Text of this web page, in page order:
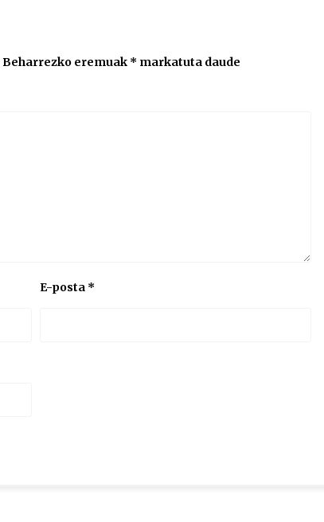
Beharrezko eremuak * markatuta daude
E-posta *